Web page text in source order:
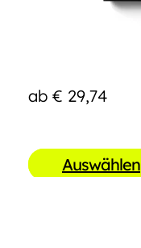
ab € 29,74
Auswählen